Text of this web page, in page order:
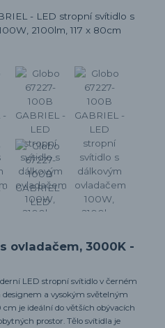
ovladačem, 3000K -
LED stropní svítidlo v černém
a vysokým světelným
je ideální do větších obývacích
prostor. Tělo svítidla je